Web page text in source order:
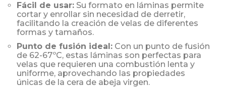
Fácil de usar:Su formato en láminas permite
cortar y enrollar sin necesidad de derretir,
facilitando la creación de velas de diferentes
formas y tamaños.
Punto de fusión ideal:Con un punto de fusión
de 62-67ºC, estas láminas son perfectas para
velas que requieren una combustión lenta y
uniforme, aprovechando las propiedades
únicas de la cera de abeja virgen.